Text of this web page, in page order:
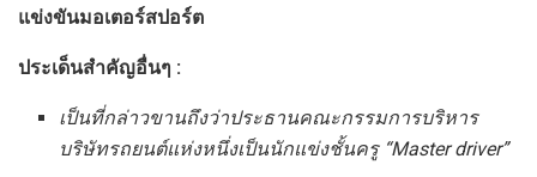
แข่งขันมอเตอร์สปอร์ต
ประเด็นสำคัญอื่นๆ :
เป็นที่กล่าวขานถึงว่าประธานคณะกรรมการบริหาร
บริษัทรถยนต์แห่งหนึ่งเป็นนักแข่งชั้นครู “Master driver”